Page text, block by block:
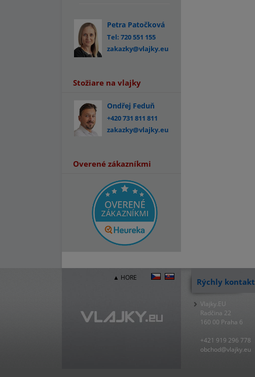
Petra Patočková
Tel: 720 551 155
zakazky@vlajky.eu
Stožiare na vlajky
Ondřej Feduň
+420 731 811 811
zakazky@vlajky.eu
Overené zákazníkmi
▲ HORE Rýchly kontakt
Vlajky.EU
Radčina 22
160 00 Praha 6
+421 919 296 778
obchod@vlajky.eu